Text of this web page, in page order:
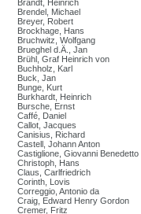
Brandt, Heinrich
Brendel, Michael
Breyer, Robert
Brockhage, Hans
Bruchwitz, Wolfgang
Brueghel d.Ä., Jan
Brühl, Graf Heinrich von
Buchholz, Karl
Buck, Jan
Bunge, Kurt
Burkhardt, Heinrich
Bursche, Ernst
Caffé, Daniel
Callot, Jacques
Canisius, Richard
Castell, Johann Anton
Castiglione, Giovanni Benedetto
Christoph, Hans
Claus, Carlfriedrich
Corinth, Lovis
Correggio, Antonio da
Craig, Edward Henry Gordon
Cremer, Fritz